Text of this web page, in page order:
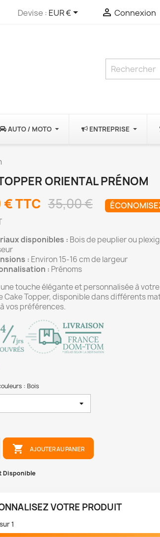
Devise : EUR €  Connexion
AUTO / MOTO ENTREPRISE
ORIENTAL PRÉNOM
€TTC 35,00 €
disponibles : Bois de peuplier ou
: Environ 15-16 cm de largeur
: Prénoms
touche élégante et personnalisée à
Cake Topper, disponible dans différents
vos préférences.
: Bois
 AJOUTER AU PANIER
Disponible
VOTRE PRODUIT
sur1